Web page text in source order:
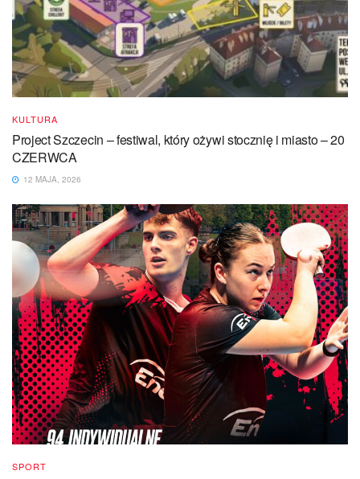
KULTURA
Project Szczecin – festiwal, który ożywi stocznię i miasto – 20
CZERWCA
12 MAJA, 2026
SPORT